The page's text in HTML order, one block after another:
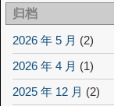
归档
2026 年 5 月 (2)
2026 年 4 月 (1)
2025 年 12 月 (2)